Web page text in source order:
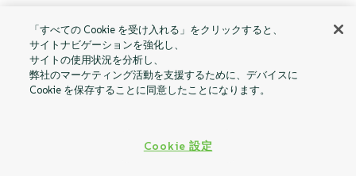
「すべての Cookie を受け入れる」をクリックすると、
サイトナビゲーションを強化し、
サイトの使用状況を分析し、
弊社のマーケティング活動を支援するために、デバイスに
Cookie を保存することに同意したことになります。
Cookie 設定